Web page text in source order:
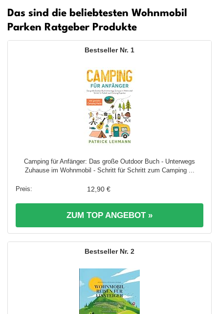
Das sind die beliebtesten Wohnmobil
Parken Ratgeber Produkte
1
Camping für Anfänger: Das große Outdoor Buch - Unterwegs
Zuhause im Wohnmobil - Schritt für Schritt zum Camping ...
12,90 €
ZUM TOP ANGEBOT »
2